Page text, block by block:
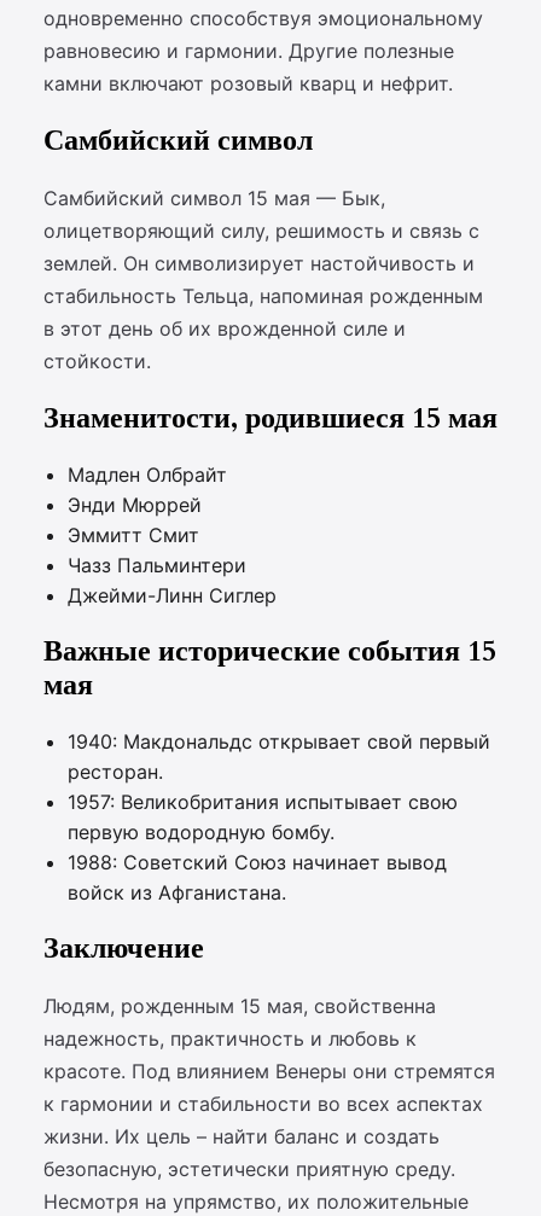
одновременно способствуя эмоциональному
равновесию и гармонии. Другие полезные
камни включают розовый кварц и нефрит.
Самбийский символ
Самбийский символ 15 мая — Бык,
олицетворяющий силу, решимость и связь с
землей. Он символизирует настойчивость и
стабильность Тельца, напоминая рожденным
в этот день об их врожденной силе и
стойкости.
Знаменитости, родившиеся 15 мая
Мадлен Олбрайт
Энди Мюррей
Эммитт Смит
Чазз Пальминтери
Джейми-Линн Сиглер
Важные исторические события 15
мая
1940: Макдональдс открывает свой первый
ресторан.
1957: Великобритания испытывает свою
первую водородную бомбу.
1988: Советский Союз начинает вывод
войск из Афганистана.
Заключение
Людям, рожденным 15 мая, свойственна
надежность, практичность и любовь к
красоте. Под влиянием Венеры они стремятся
к гармонии и стабильности во всех аспектах
жизни. Их цель – найти баланс и создать
безопасную, эстетически приятную среду.
Несмотря на упрямство, их положительные